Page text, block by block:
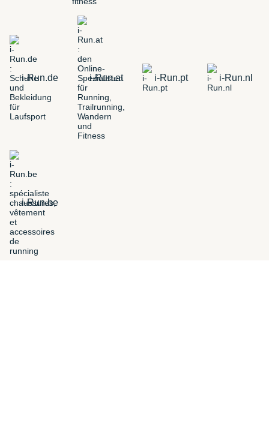
i-Run.de i-Run.at i-Run.pt i-Run.nl
i-Run.be